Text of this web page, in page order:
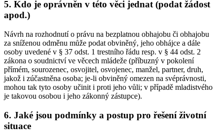
5. Kdo je oprávněn v této věci jednat (podat žádost
apod.)
Návrh na rozhodnutí o právu na bezplatnou obhajobu či obhajobu
za sníženou odměnu může podat obviněný, jeho obhájce a dále
osoby uvedené v § 37 odst. 1 trestního řádu resp. v § 44 odst. 2
zákona o soudnictví ve věcech mládeže (příbuzný v pokolení
přímém, sourozenec, osvojitel, osvojenec, manžel, partner, druh,
jakož i zúčastněna osoba; je-li obviněný omezen na svéprávnosti,
mohou tak tyto osoby učinit i proti jeho vůli; v případě mladistvého
je takovou osobou i jeho zákonný zástupce).
6. Jaké jsou podmínky a postup pro řešení životní
situace